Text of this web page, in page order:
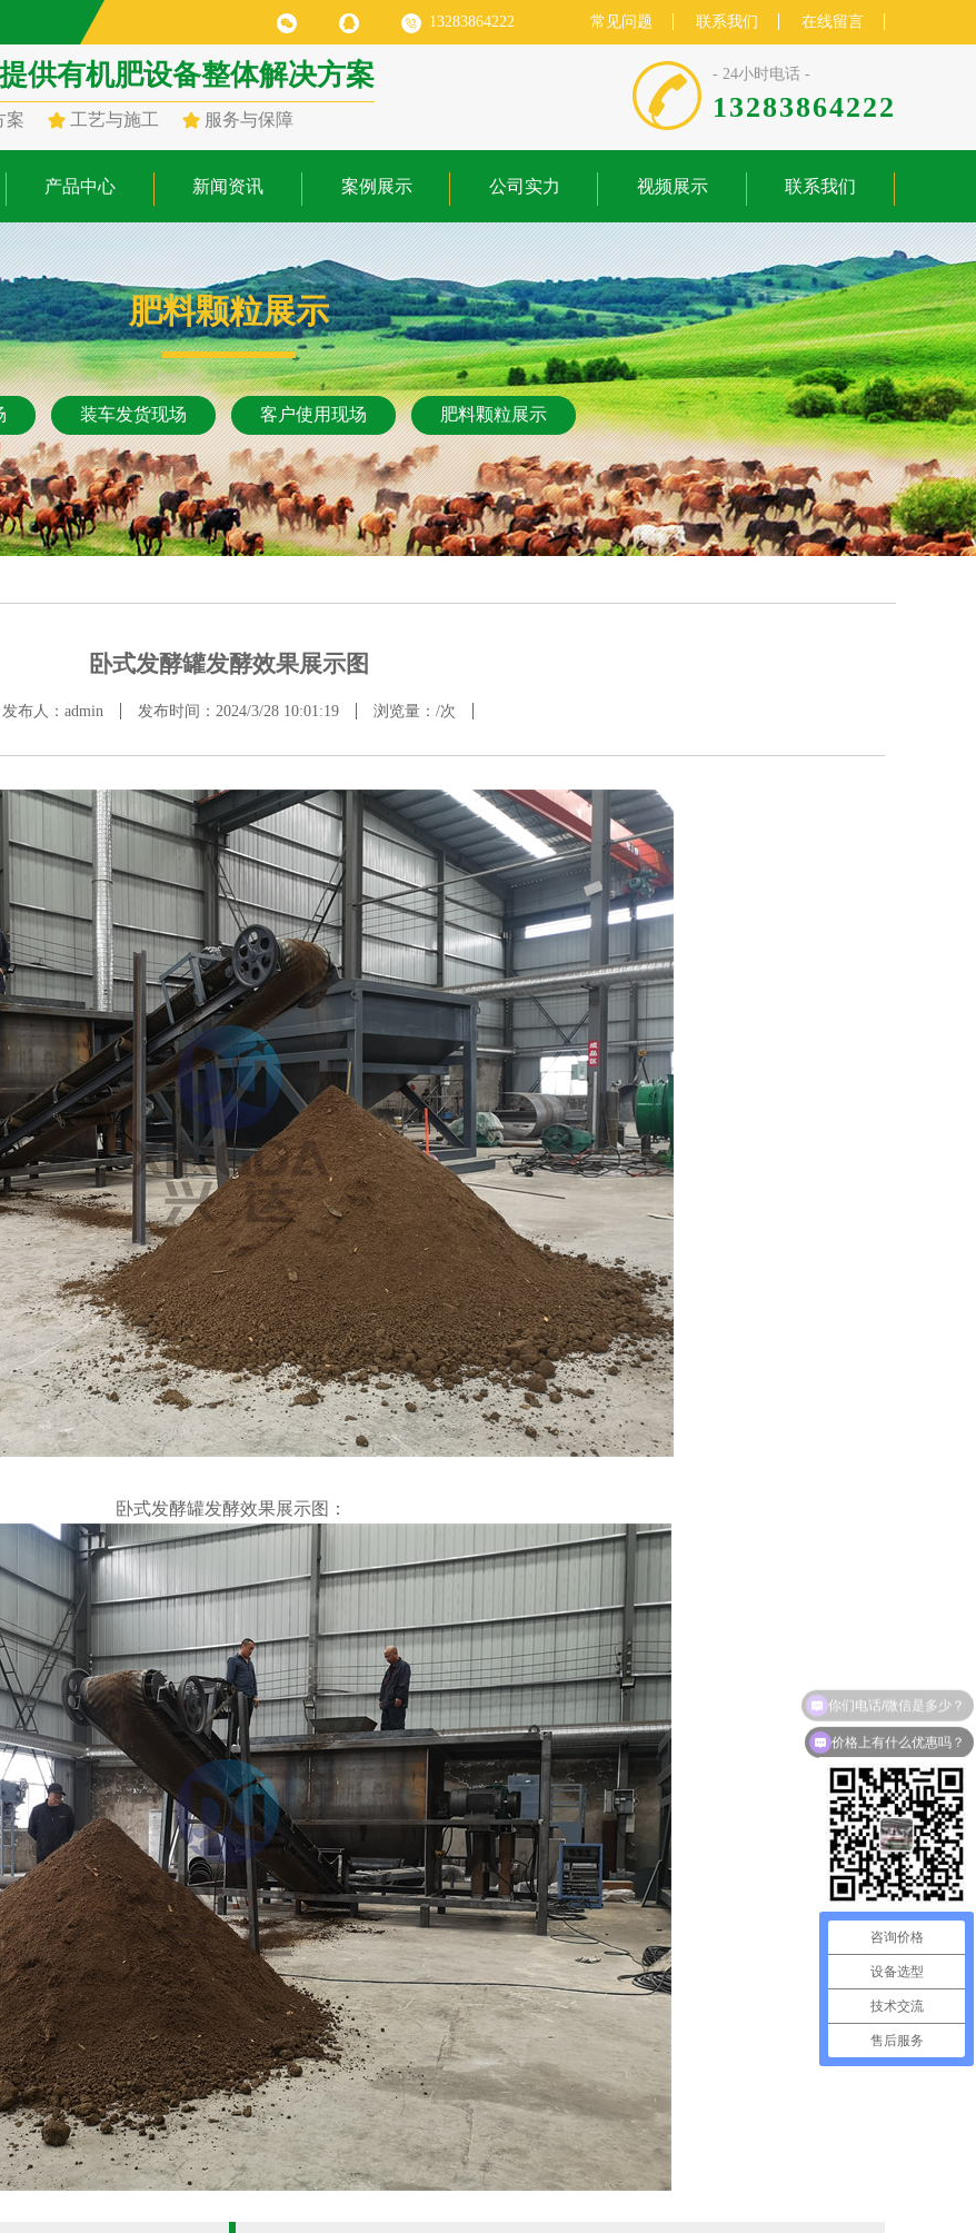
13283864222 常见问题 联系我们 在线留言
供有机肥设备整体解决方案
案 工艺与施工 服务与保障
- 24小时电话 -
13283864222
产品中心 新闻资讯 案例展示 公司实力 视频展示 联系我们
肥料颗粒展示
装车发货现场 客户使用现场 肥料颗粒展示
卧式发酵罐发酵效果展示图
发布人：admin 发布时间：2024/3/28 10:01:19 浏览量： /次
卧式发酵罐发酵效果展示图：
咨询价格
设备选型
技术交流
售后服务
价格上有什么优惠吗？